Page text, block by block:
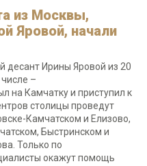
из Москвы,
Яровой, начали
Ирины Яровой из 20
–
на Камчатку и приступил к
столицы проведут
Камчатском и Елизово,
Быстринском и
Только по
окажут помощь